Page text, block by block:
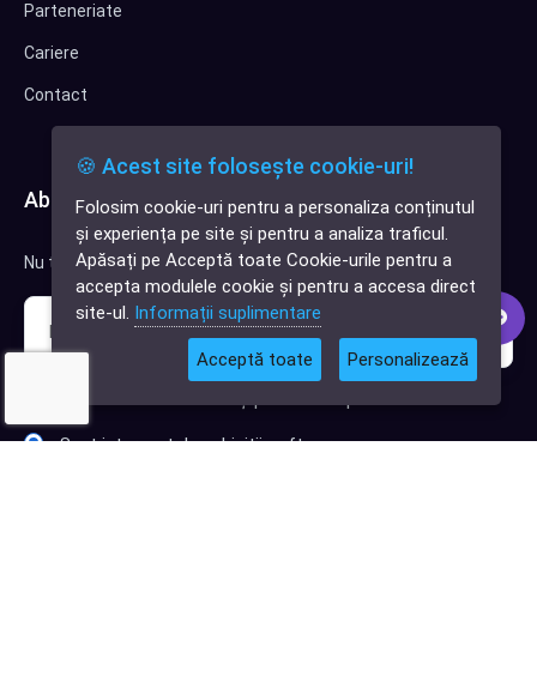
✕
Cauți o aplicație
software?
Parteneriate
Cariere
Contact
Abonează-te la newsletter
Nu trimitem spam, deci nu îți face griji.
Sunt interesat de achiziții software
🍪 Acest site folosește cookie-uri!
Folosim cookie-uri pentru a personaliza conținutul
și experiența pe site și pentru a analiza traficul.
Apăsați pe Acceptă toate Cookie-urile pentru a
accepta modulele cookie și pentru a accesa direct
site-ul. Informații suplimentare
Acceptă toate Personalizează